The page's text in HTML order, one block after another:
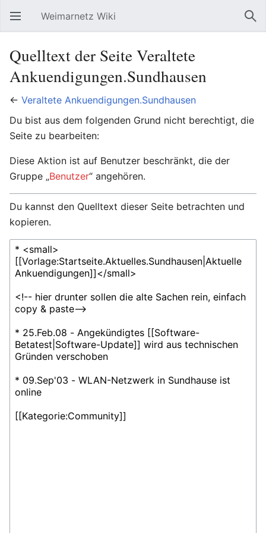
Hauptmenü öffnen Weimarnetz Wiki
Quelltext der Seite Veraltete
Ankuendigungen.Sundhausen
← Veraltete Ankuendigungen.Sundhausen
Du bist aus dem folgenden Grund nicht berechtigt, die
Seite zu bearbeiten:
Diese Aktion ist auf Benutzer beschränkt, die der
Gruppe „Benutzer“ angehören.
Du kannst den Quelltext dieser Seite betrachten und
kopieren.